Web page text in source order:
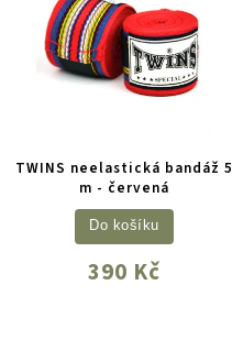
TWINS neelastická bandáž 5
m - červená
390 Kč
Do košíku